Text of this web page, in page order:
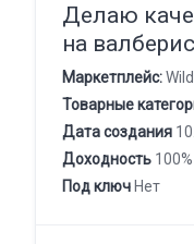
Делаю
на валберис
Маркетплейс:
Товарные
Дата создания
Доходность 100%
Под ключНет